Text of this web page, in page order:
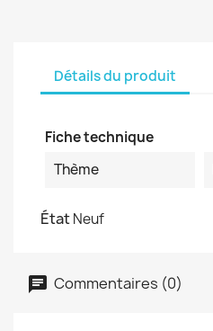
Détails du produit
Fiche technique
Thème
ÉtatNeuf
Commentaires (0)